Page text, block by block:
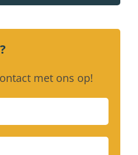
met ons op!